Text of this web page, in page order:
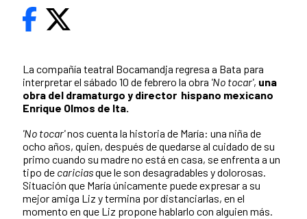
La compañía teatral Bocamandja regresa a Bata para
interpretar el sábado 10 de febrero la obra 'No tocar', una
obra del dramaturgo y director hispano mexicano
Enrique Olmos de Ita.
'No tocar'nos cuenta la historia de María: una niña de
ocho años, quien, después de quedarse al cuidado de su
primo cuando su madre no está en casa, se enfrenta a un
tipo de cariciasque le son desagradables y dolorosas.
Situación que María únicamente puede expresar a su
mejor amiga Liz y termina por distanciarlas, en el
momento en que Liz propone hablarlo con alguien más.